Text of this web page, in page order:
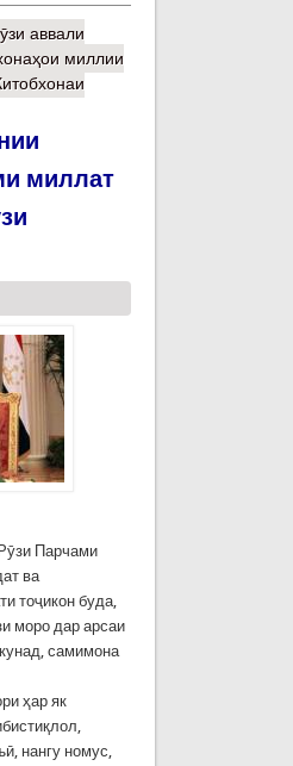
аввали
миллии
миллат
Парчами
ва
тоҷикон буда,
моро дар арсаи
самимона
ҳар як
нангу номус,